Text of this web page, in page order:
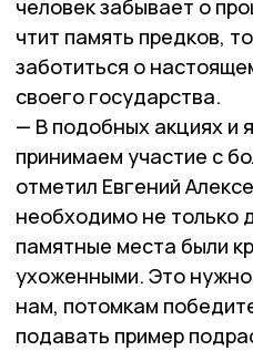
человек забывает о
чтит память предков,
заботиться о
своего государства.
— В подобных акциях и
принимаем участие с
отметил Евгений
необходимо не только
памятные места были
ухоженными. Это
нам, потомкам
подавать пример